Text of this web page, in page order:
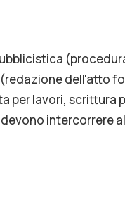
dell'atto
per lavori, scrittura
intercorrere